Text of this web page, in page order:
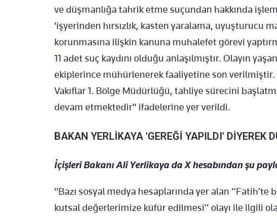
ve düşmanlığa tahrik etme suçundan hakkında
'işyerinden hırsızlık, kasten yaralama, uyuşturucu
korunmasına ilişkin kanuna muhalefet görevi
11 adet suç kaydını olduğu anlaşılmıştır. Olayın
ekiplerince mühürlenerek faaliyetine son verilmiştir.
Vakıflar 1. Bölge Müdürlüğü, tahliye sürecini
devam etmektedir" ifadelerine yer verildi.
BAKAN YERLİKAYA 'GEREĞİ YAPILDI' DİYEREK
İçişleri Bakanı Ali Yerlikaya da X hesabından şu
"Bazı sosyal medya hesaplarında yer alan “Fatih’te
kutsal değerlerimize küfür edilmesi” olayı ile ilgili